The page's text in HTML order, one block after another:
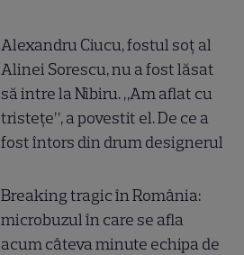
Alexandru Ciucu, fostul soț al
Alinei Sorescu, nu a fost lăsat
să intre la Nibiru. „Am aflat cu
tristețe”, a povestit el. De ce a
fost întors din drum designerul
Breaking tragic în România:
microbuzul în care se afla
acum câteva minute echipa de